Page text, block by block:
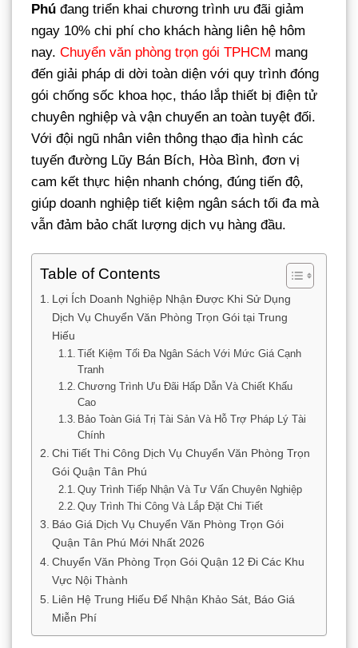
Phú đang triển khai chương trình ưu đãi giảm
ngay 10% chi phí cho khách hàng liên hệ hôm
nay. Chuyển văn phòng trọn gói TPHCM mang
đến giải pháp di dời toàn diện với quy trình đóng
gói chống sốc khoa học, tháo lắp thiết bị điện tử
chuyên nghiệp và vận chuyển an toàn tuyệt đối.
Với đội ngũ nhân viên thông thạo địa hình các
tuyến đường Lũy Bán Bích, Hòa Bình, đơn vị
cam kết thực hiện nhanh chóng, đúng tiến độ,
giúp doanh nghiệp tiết kiệm ngân sách tối đa mà
vẫn đảm bảo chất lượng dịch vụ hàng đầu.
Table of Contents
Lợi Ích Doanh Nghiệp Nhận Được Khi Sử Dụng
Dịch Vụ Chuyển Văn Phòng Trọn Gói tại Trung
Hiếu
Tiết Kiệm Tối Đa Ngân Sách Với Mức Giá Cạnh
Tranh
Chương Trình Ưu Đãi Hấp Dẫn Và Chiết Khấu
Cao
Bảo Toàn Giá Trị Tài Sản Và Hỗ Trợ Pháp Lý Tài
Chính
Chi Tiết Thi Công Dịch Vụ Chuyển Văn Phòng Trọn
Gói Quận Tân Phú
Quy Trình Tiếp Nhận Và Tư Vấn Chuyên Nghiệp
Quy Trình Thi Công Và Lắp Đặt Chi Tiết
Báo Giá Dịch Vụ Chuyển Văn Phòng Trọn Gói
Quận Tân Phú Mới Nhất 2026
Chuyển Văn Phòng Trọn Gói Quận 12 Đi Các Khu
Vực Nội Thành
Liên Hệ Trung Hiếu Để Nhận Khảo Sát, Báo Giá
Miễn Phí